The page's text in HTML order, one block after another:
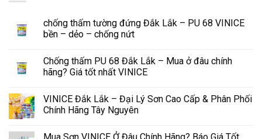
chống thấm tường đứng Đắk Lắk – PU 68 VINICE
bền – dẻo – chống nứt
Chống thấm PU 68 Đắk Lắk – Mua ở đâu chính
hãng? Giá tốt nhất VINICE
VINICE Đắk Lắk – Đại Lý Sơn Cao Cấp & Phân Phối
Chính Hãng Tây Nguyên